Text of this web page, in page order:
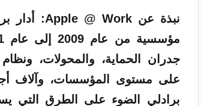
نبذة عن Apple @ Work:
أدار
برادلي الضوء على الطرق التي